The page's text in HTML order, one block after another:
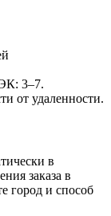
3–7.
от удаленности.
в
заказа в
город и способ